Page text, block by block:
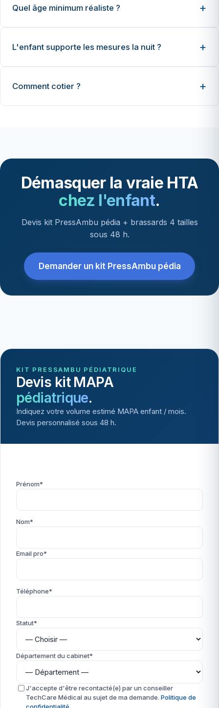
Quel âge minimum réaliste ?
L'enfant supporte les mesures la nuit ?
Comment cotier ?
Démasquer la vraie HTA
chez l'enfant.
Devis kit PressAmbu pédia + brassards 4 tailles
sous 48 h.
Demander un kit PressAmbu pédia
KIT PRESSAMBU PÉDIATRIQUE
Devis kit MAPA
pédiatrique.
Indiquez votre volume estimé MAPA enfant / mois.
Devis personnalisé sous 48 h.
Prénom*
Nom*
Email pro*
Téléphone*
Statut*
Département du cabinet*
J'accepte d'être recontacté(e) par un conseiller
TechCare Médical au sujet de ma demande. Politique de